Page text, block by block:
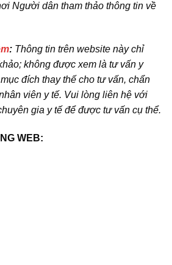
Người dân tham thảo thông tin về
: Thông tin trên website này chỉ
không được xem là tư vấn y
đích thay thế cho tư vấn, chẩn
viên y tế. Vui lòng liên hệ với
gia y tế để được tư vấn cụ thể.
WEB: